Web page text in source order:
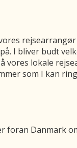
I bliver budt
vores lokale
som I kan
foran Danmark